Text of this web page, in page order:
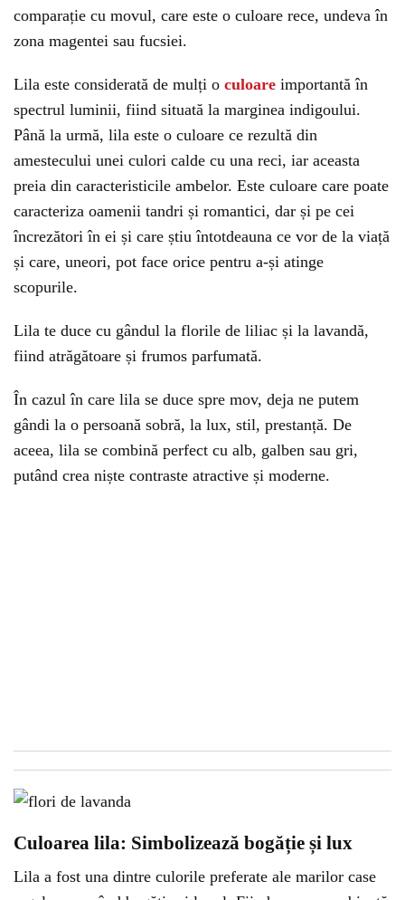
comparație cu movul, care este o culoare rece, undeva în
zona magentei sau fucsiei.
Lila este considerată de mulți o culoare importantă în
spectrul luminii, fiind situată la marginea indigoului.
Până la urmă, lila este o culoare ce rezultă din
amestecului unei culori calde cu una reci, iar aceasta
preia din caracteristicile ambelor. Este culoare care poate
caracteriza oamenii tandri și romantici, dar și pe cei
încrezători în ei și care știu întotdeauna ce vor de la viață
și care, uneori, pot face orice pentru a-și atinge
scopurile.
Lila te duce cu gândul la florile de liliac și la lavandă,
fiind atrăgătoare și frumos parfumată.
În cazul în care lila se duce spre mov, deja ne putem
gândi la o persoană sobră, la lux, stil, prestanță. De
aceea, lila se combină perfect cu alb, galben sau gri,
putând crea niște contraste atractive și moderne.
Culoarea lila: Simbolizează bogăție și lux
Lila a fost una dintre culorile preferate ale marilor case